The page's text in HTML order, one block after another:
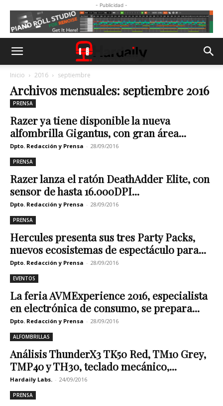
- Publicidad -
Inicio 2016 septiembre
Archivos mensuales: septiembre 2016
PRENSA
Razer ya tiene disponible la nueva
alfombrilla Gigantus, con gran área...
Dpto. Redacción y Prensa - 28/09/2016
PRENSA
Razer lanza el ratón DeathAdder Elite, con
sensor de hasta 16.000DPI...
Dpto. Redacción y Prensa - 28/09/2016
PRENSA
Hercules presenta sus tres Party Packs,
nuevos ecosistemas de espectáculo para...
Dpto. Redacción y Prensa - 28/09/2016
EVENTOS
La feria AVMExperience 2016, especialista
en electrónica de consumo, se prepara...
Dpto. Redacción y Prensa - 28/09/2016
ALFOMBRILLAS
Análisis ThunderX3 TK50 Red, TM10 Grey,
TMP40 y TH30, teclado mecánico,...
Hardaily Labs. - 24/09/2016
PRENSA